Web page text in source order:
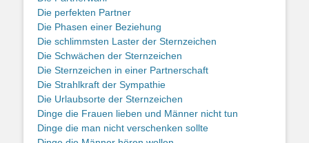
Die perfekten Partner
Die Phasen einer Beziehung
Die schlimmsten Laster der Sternzeichen
Die Schwächen der Sternzeichen
Die Sternzeichen in einer Partnerschaft
Die Strahlkraft der Sympathie
Die Urlaubsorte der Sternzeichen
Dinge die Frauen lieben und Männer nicht tun
Dinge die man nicht verschenken sollte